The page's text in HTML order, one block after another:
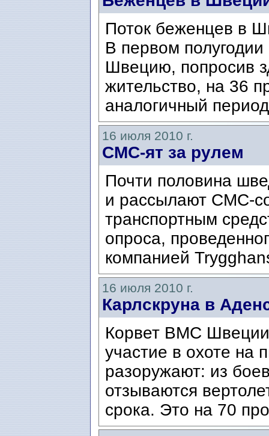
Поток беженцев в
В первом
Швецию, попросив
жительство, на 36
аналогичный
16 июля 2010 г.
CMC-ят за рулем
Почти половина
и рассылают СМС-
транспортным
опроса,
компанией
16 июля 2010 г.
Карлскруна в
Корвет ВМС
участие в охоте на
разоружают: из
отзываются
срока. Это на 70